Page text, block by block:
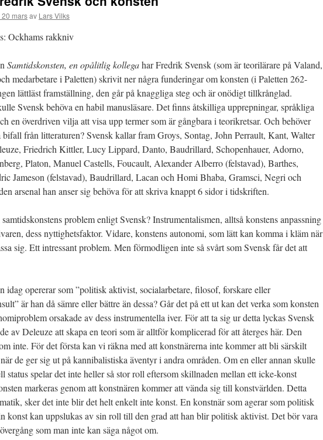
marsav Lars Vilks
Ockhams rakkniv
Samtidskonsten, en opålitlig kollegahar Fredrik Svensk (som är teorilärare på Valand,
medarbetare i Paletten) skrivit ner några funderingar om konsten (i Paletten 262-
lättläst framställning, den går på knaggliga steg och är onödigt tillkrånglad.
Svensk behöva en habil manusläsare. Det finns åtskilliga upprepningar, språkliga
en överdriven vilja att visa upp termer som är gångbara i teorikretsar. Och behöver
bifall från litteraturen? Svensk kallar fram Groys, Sontag, John Perrault, Kant, Walter
Friedrich Kittler, Lucy Lippard, Danto, Baudrillard, Schopenhauer, Adorno,
Platon, Manuel Castells, Foucault, Alexander Alberro (felstavad), Barthes,
Jameson (felstavad), Baudrillard, Lacan och Homi Bhaba, Gramsci, Negri och
arsenal han anser sig behöva för att skriva knappt 6 sidor i tidskriften.
problem enligt Svensk? Instrumentalismen, alltså konstens anpassning
dess nyttighetsfaktor. Vidare, konstens autonomi, som lätt kan komma i kläm när
sig. Ett intressant problem. Men förmodligen inte så svårt som Svensk får det att
idag opererar som ”politisk aktivist, socialarbetare, filosof, forskare eller
är han då sämre eller bättre än dessa? Går det på ett ut kan det verka som konsten
orsakade av dess instrumentella iver. För att ta sig ur detta lyckas Svensk
av Deleuze att skapa en teori som är alltför komplicerad för att återges här. Den
inte. För det första kan vi räkna med att konstnärerna inte kommer att bli särskilt
de ger sig ut på kannibalistiska äventyr i andra områden. Om en eller annan skulle
status spelar det inte heller så stor roll eftersom skillnaden mellan ett icke-konst
markeras genom att konstnären kommer att vända sig till konstvärlden. Detta
sker det inte blir det helt enkelt inte konst. En konstnär som agerar som politisk
konst kan uppslukas av sin roll till den grad att han blir politisk aktivist. Det bör vara
som man inte kan säga något om.